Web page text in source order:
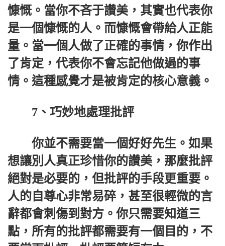
慷慨。當你不吝于讚美，其實也代表你
是一個慷慨的人。而慷慨會帶給人正能
量。當一個人做了正確的事情，你作出
了肯定，代表你不會忘記他做過的事
情。這種感覺才是被肯定的核心意義。
7、巧妙地處理批評
你並不需要當一個好好先生。如果
想讓別人真正珍惜你的讚美，那麼批評
絕對是必要的，但批評的手段更重要。
人的自尊心非常易碎，甚至很輕微的言
辭都會刺傷到對方。你只需要知道三
點，所有的批評都需要有一個目的，不